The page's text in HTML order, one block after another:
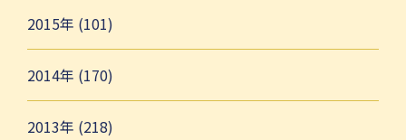
2015年 (101)
2014年 (170)
2013年 (218)